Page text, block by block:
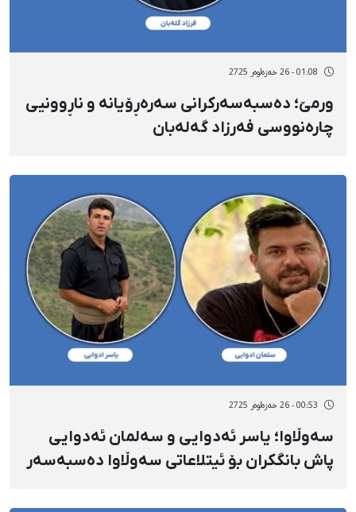
01:08 - 26 خەزەڵوەر 2725
ورمێ؛ دەسبەسەرکرانی سەرەڕۆیانە و ناڕوونیی
چارەنووسی فەرزاد گەلەبان
00:53 - 26 خەزەڵوەر 2725
سەوڵاوا؛ یاسر ئەدوایی و سەلمان ئەدوایی
پاش بانگکران بۆ ئیتلاعاتی سەوڵاوا دەسبەسەر